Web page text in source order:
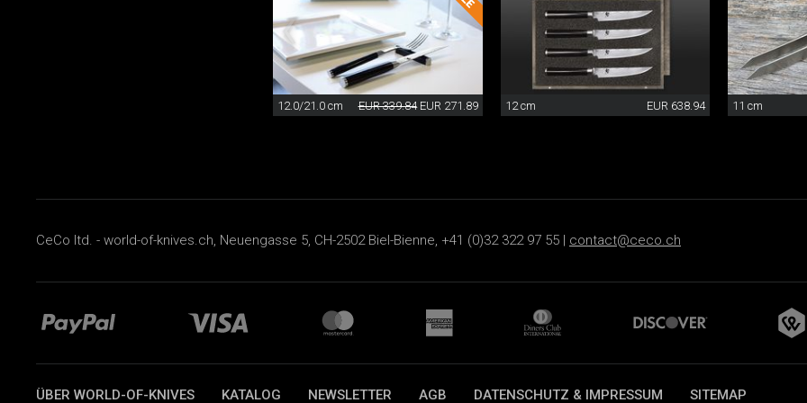
12.0/21.0 cm EUR 339.84 EUR 271.89 12 cm EUR 638.94 11 cm
CeCo ltd. - world-of-knives.ch, Neuengasse 5, CH-2502 Biel-Bienne, +41 (0)32 322 97 55 | contact@ceco.ch
ÜBER WORLD-OF-KNIVES KATALOG NEWSLETTER AGB DATENSCHUTZ & IMPRESSUM SITEMAP